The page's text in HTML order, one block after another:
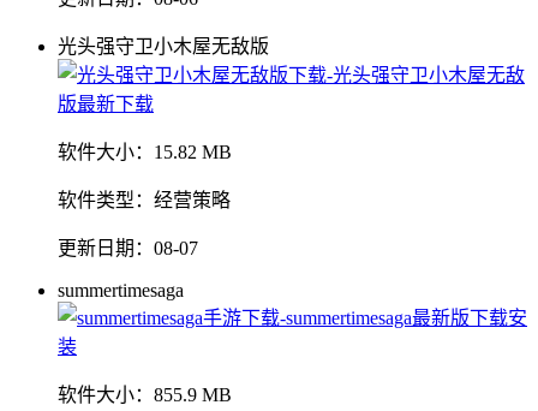
光头强守卫小木屋无敌版
软件大小： 15.82 MB
软件类型： 经营策略
更新日期： 08-07
summertimesaga
软件大小： 855.9 MB